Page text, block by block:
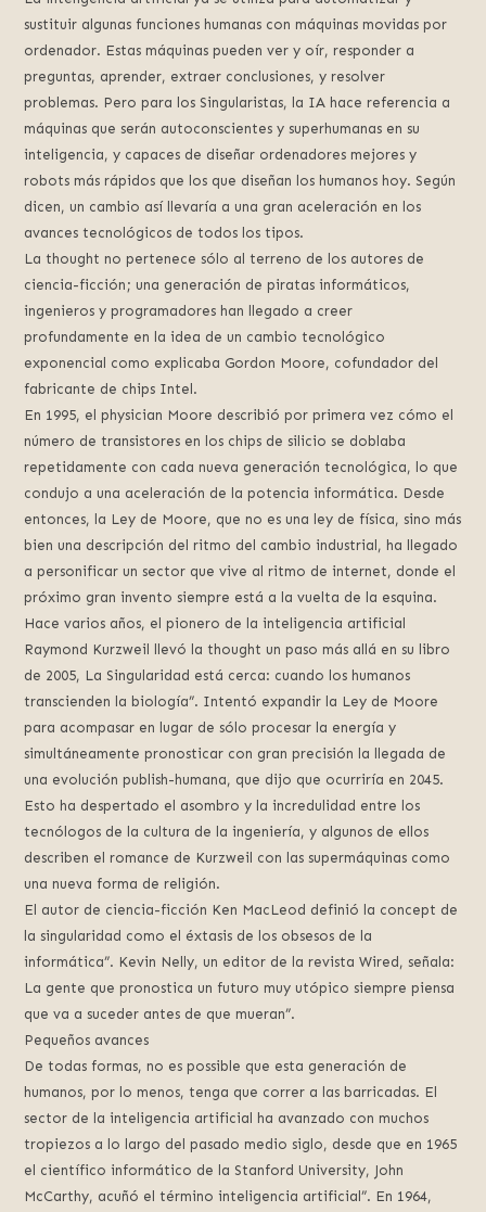
sustituir algunas funciones humanas con máquinas movidas por
ordenador. Estas máquinas pueden ver y oír, responder a
preguntas, aprender, extraer conclusiones, y resolver
problemas. Pero para los Singularistas, la IA hace referencia a
máquinas que serán autoconscientes y superhumanas en su
inteligencia, y capaces de diseñar ordenadores mejores y
robots más rápidos que los que diseñan los humanos hoy. Según
dicen, un cambio así llevaría a una gran aceleración en los
avances tecnológicos de todos los tipos.
La thought no pertenece sólo al terreno de los autores de
ciencia-ficción; una generación de piratas informáticos,
ingenieros y programadores han llegado a creer
profundamente en la idea de un cambio tecnológico
exponencial como explicaba Gordon Moore, cofundador del
fabricante de chips Intel.
En 1995, el physician Moore describió por primera vez cómo el
número de transistores en los chips de silicio se doblaba
repetidamente con cada nueva generación tecnológica, lo que
condujo a una aceleración de la potencia informática. Desde
entonces, la Ley de Moore, que no es una ley de física, sino más
bien una descripción del ritmo del cambio industrial, ha llegado
a personificar un sector que vive al ritmo de internet, donde el
próximo gran invento siempre está a la vuelta de la esquina.
Hace varios años, el pionero de la inteligencia artificial
Raymond Kurzweil llevó la thought un paso más allá en su libro
de 2005, La Singularidad está cerca: cuando los humanos
transcienden la biología”. Intentó expandir la Ley de Moore
para acompasar en lugar de sólo procesar la energía y
simultáneamente pronosticar con gran precisión la llegada de
una evolución publish-humana, que dijo que ocurriría en 2045.
Esto ha despertado el asombro y la incredulidad entre los
tecnólogos de la cultura de la ingeniería, y algunos de ellos
describen el romance de Kurzweil con las supermáquinas como
una nueva forma de religión.
El autor de ciencia-ficción Ken MacLeod definió la concept de
la singularidad como el éxtasis de los obsesos de la
informática”. Kevin Nelly, un editor de la revista Wired, señala:
La gente que pronostica un futuro muy utópico siempre piensa
que va a suceder antes de que mueran”.
Pequeños avances
De todas formas, no es possible que esta generación de
humanos, por lo menos, tenga que correr a las barricadas. El
sector de la inteligencia artificial ha avanzado con muchos
tropiezos a lo largo del pasado medio siglo, desde que en 1965
el científico informático de la Stanford University, John
McCarthy, acuñó el término inteligencia artificial”. En 1964,